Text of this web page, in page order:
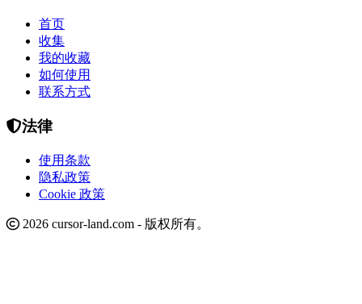
首页
收集
我的收藏
如何使用
联系方式
法律
使用条款
隐私政策
Cookie 政策
2026 cursor-land.com - 版权所有。